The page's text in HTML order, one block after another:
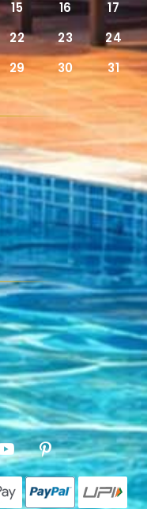
15 16
17
22 23
24
29 30 31